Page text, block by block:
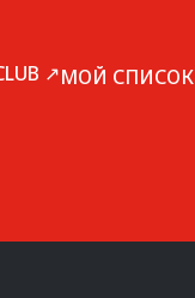
↗МОЙ СПИСОК